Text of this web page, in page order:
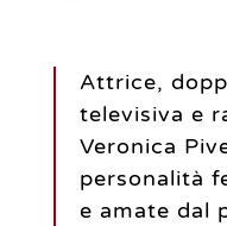
Attrice,
televisiva e
Veronica
personalità
e amate dal